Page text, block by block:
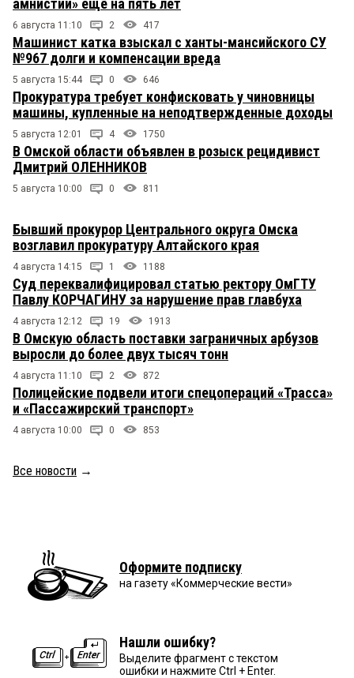
амнистии» ещё на пять лет
6 августа 11:10 2 417
Машинист катка взыскал с ханты-мансийского СУ
№967 долги и компенсации вреда
5 августа 15:44 0 646
Прокуратура требует конфисковать у чиновницы
машины, купленные на неподтвержденные доходы
5 августа 12:01 4 1750
В Омской области объявлен в розыск рецидивист
Дмитрий ОЛЕННИКОВ
5 августа 10:00 0 811
Бывший прокурор Центрального округа Омска
возглавил прокуратуру Алтайского края
4 августа 14:15 1 1188
Суд переквалифицировал статью ректору ОмГТУ
Павлу КОРЧАГИНУ за нарушение прав главбуха
4 августа 12:12 19 1913
В Омскую область поставки заграничных арбузов
выросли до более двух тысяч тонн
4 августа 11:10 2 872
Полицейские подвели итоги спецопераций «Трасса»
и «Пассажирский транспорт»
4 августа 10:00 0 853
Все новости →
Оформите подписку
на газету «Коммерческие вести»
Нашли ошибку?
Выделите фрагмент с текстом
ошибки и нажмите Ctrl + Enter.